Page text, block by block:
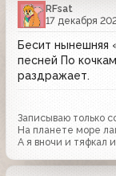
RFsat
17 декабря
Бесит нынешняя
песней По
раздражает.
Записываю только
На планете море
А я вночи и тяфкал